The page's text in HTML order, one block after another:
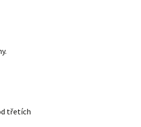
třetích